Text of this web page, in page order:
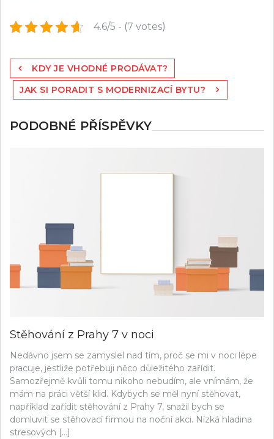
4.6/5 - (7 votes)
Navigace
pro
příspěvek
KDY JE VHODNÉ PRODÁVAT?
JAK SI PORADIT S MODERNIZACÍ BYTU?
PODOBNÉ PŘÍSPĚVKY
Stěhování z Prahy 7 v noci
Nedávno jsem se zamyslel nad tím, proč se mi v noci lépe
pracuje, jestliže potřebuji něco důležitého zařídit.
Samozřejmě kvůli tomu nikoho nebudím, ale vnímám, že
mám na práci větší klid. Kdybych se měl nyní stěhovat,
například zařídit stěhování z Prahy 7, snažil bych se
domluvit se stěhovací firmou na noční akci. Nízká hladina
stresových […]